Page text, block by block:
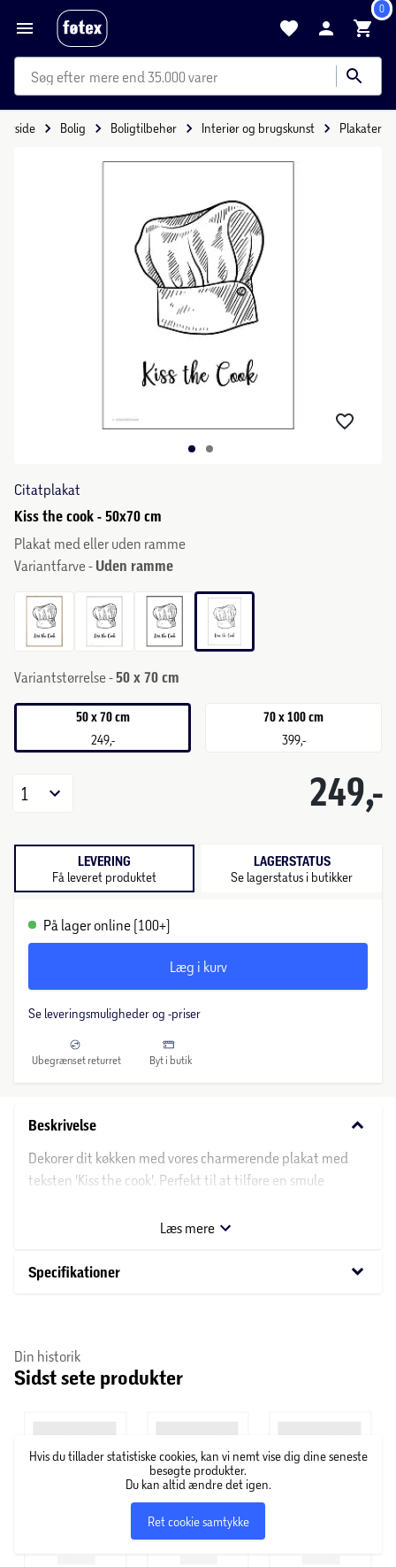
0
mere end 35.000 varer
Bolig Boligtilbehør Interiør og brugskunst Plakater
Citatplakat
Kiss the cook - 50x70 cm
Plakat med eller uden ramme
Variantfarve - Uden ramme
Variantstørrelse - 50 x 70 cm
50 x 70 cm
249,-
70 x 100 cm
399,-
249,-
1
LEVERING
Få leveret produktet
LAGERSTATUS
Se lagerstatus i butikker
På lager online (100+)
Læg i kurv
Se leveringsmuligheder og -priser
Ubegrænset returret Byt i butik
Beskrivelse keyboard_arrow_down
Dekorer dit køkken med vores charmerende plakat med
teksten 'Kiss the cook'. Perfekt til at tilføre en smule
Læs mere
Specifikationer keyboard_arrow_down
Din historik
Sidst sete produkter
Hvis du tillader statistiske cookies, kan vi nemt vise dig dine seneste
besøgte produkter.
Du kan altid ændre det igen.
Ret cookie samtykke